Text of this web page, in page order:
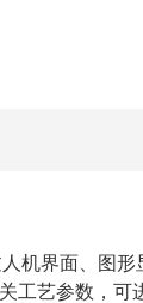
机界面、图
工艺参数，可